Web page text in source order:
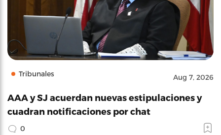
Tribunales Aug 7, 2026
AAA y SJ acuerdan nuevas estipulaciones y
cuadran notificaciones por chat
0